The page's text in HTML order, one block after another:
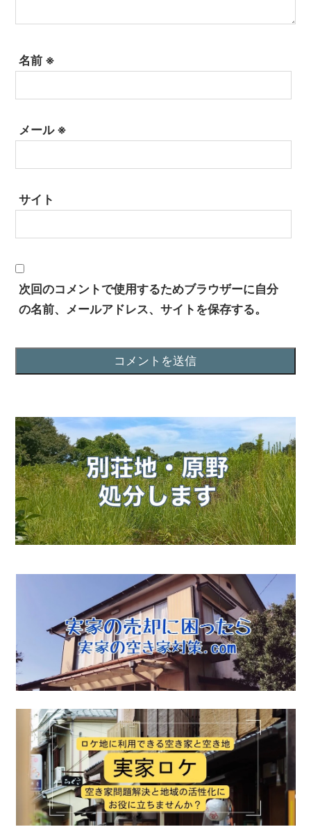
名前 ※
メール ※
サイト
次回のコメントで使用するためブラウザーに自分
の名前、メールアドレス、サイトを保存する。